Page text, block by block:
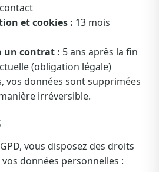
et cookies : 13 mois
un contrat : 5 ans après la fin
(obligation légale)
vos données sont supprimées
irréversible.
vous disposez des droits
données personnelles :